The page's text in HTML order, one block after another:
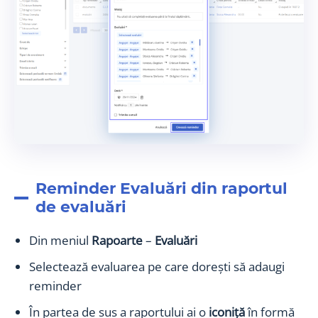
Reminder Evaluări din raportul
de evaluări
Din meniul Rapoarte– Evaluări
Selectează evaluarea pe care dorești să adaugi
reminder
În partea de sus a raportului ai o iconițăîn formă